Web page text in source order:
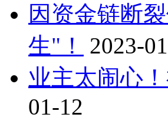
因资金链断
生"！
2023-
业主太闹心
01-12